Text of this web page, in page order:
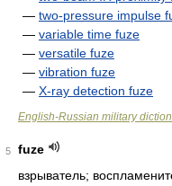
— two-pressure impulse
— variable time fuze
— versatile fuze
— vibration fuze
— X-ray detection fuze
English-Russian military
5
fuze
взрыватель;